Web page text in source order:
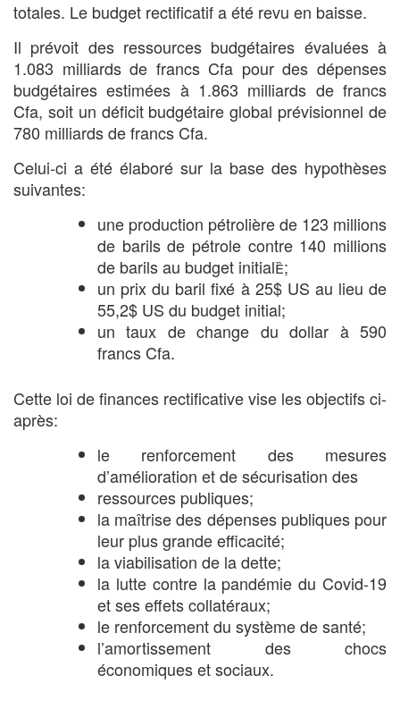
totales. Le budget rectificatif a été revu en baisse.
Il prévoit des ressources budgétaires évaluées à
1.083 milliards de francs Cfa pour des dépenses
budgétaires estimées à 1.863 milliards de francs
Cfa, soit un déficit budgétaire global prévisionnel de
780 milliards de francs Cfa.
Celui-ci a été élaboré sur la base des hypothèses
suivantes:
une production pétrolière de 123 millions
de barils de pétrole contre 140 millions
de barils au budget initial;
un prix du baril fixé à 25$ US au lieu de
55,2$ US du budget initial;
un taux de change du dollar à 590
francs Cfa.
Cette loi de finances rectificative vise les objectifs ci-
après:
le renforcement des mesures
d’amélioration et de sécurisation des
ressources publiques;
la maîtrise des dépenses publiques pour
leur plus grande efficacité;
la viabilisation de la dette;
la lutte contre la pandémie du Covid-19
et ses effets collatéraux;
le renforcement du système de santé;
l’amortissement des chocs
économiques et sociaux.